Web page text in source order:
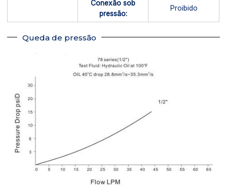
Conexão sob
pressão:
Proibido
Queda de pressão